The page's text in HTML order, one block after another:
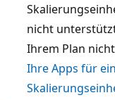
nicht
Ihrem Plan
Ihre Apps für